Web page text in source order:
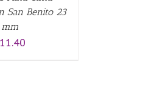
San Benito 23
mm
11.40